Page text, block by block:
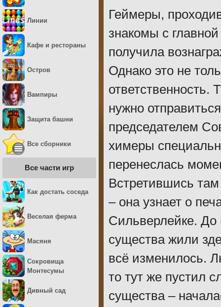
Геймеры,
знакомы с
получила
Однако это не
ответственность.
нужно
председателем
химеры
перенеслась
Встретившись
– она узнает о
Сильверлейке. До
существа жили
всё изменилось.
то тут же пустил
существа –
Линии
Кафе и рестораны
Остров
Вампиры
Защита башни
Все сборники
Все части игр
Как достать соседа
Веселая ферма
Масяня
Сокровища
Монтесумы
Дивный сад